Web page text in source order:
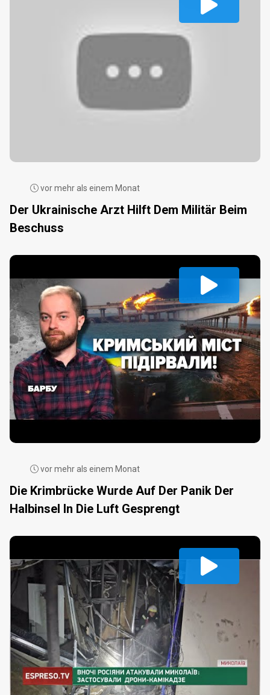
vor mehr als einem Monat
Der Ukrainische Arzt Hilft Dem Militär Beim
Beschuss
vor mehr als einem Monat
Die Krimbrücke Wurde Auf Der Panik Der
Halbinsel In Die Luft Gesprengt